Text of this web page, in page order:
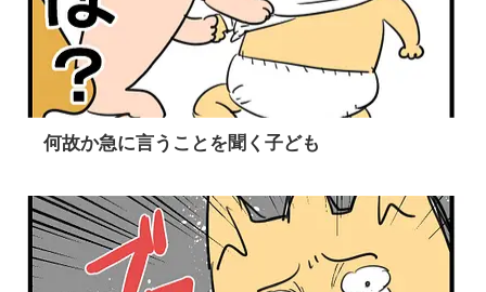
何故か急に言うことを聞く子ども